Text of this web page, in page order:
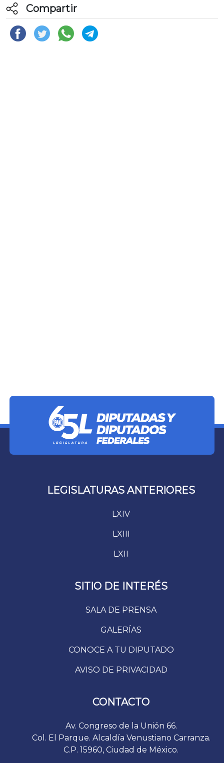
Compartir
LEGISLATURAS ANTERIORES
LXIV
LXIII
LXII
SITIO DE INTERÉS
SALA DE PRENSA
GALERÍAS
CONOCE A TU DIPUTADO
AVISO DE PRIVACIDAD
CONTACTO
Av. Congreso de la Unión 66.
Col. El Parque. Alcaldía Venustiano Carranza.
C.P. 15960, Ciudad de México.